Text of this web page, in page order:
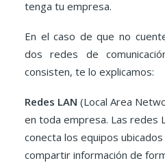
tenga tu empresa.
En el caso de que no
dos redes de
consisten, te lo explicamos:
Redes LAN (Local Area
en toda empresa. Las redes
conecta los equipos
compartir información de